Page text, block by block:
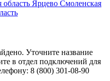
область Ярцево Смоленская
Уточните название
в отдел подключений для
: 8 (800) 301-08-90